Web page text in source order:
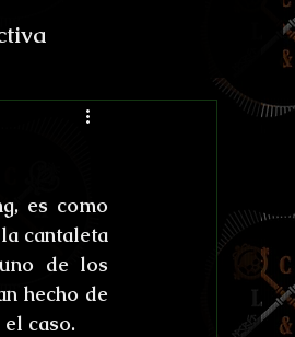
Anthibitas
es como
cantaleta
de los
hecho de
caso.